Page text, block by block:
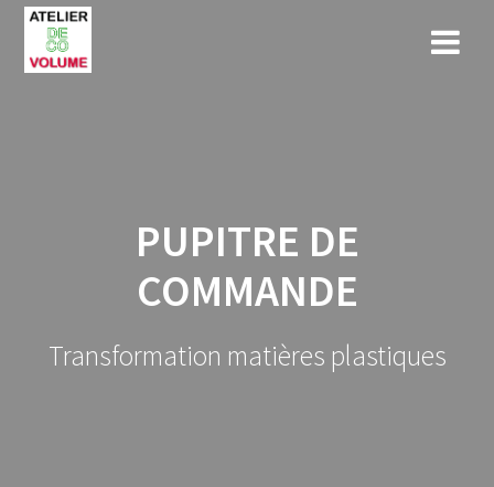
PUPITRE DE
COMMANDE
Transformation matières plastiques